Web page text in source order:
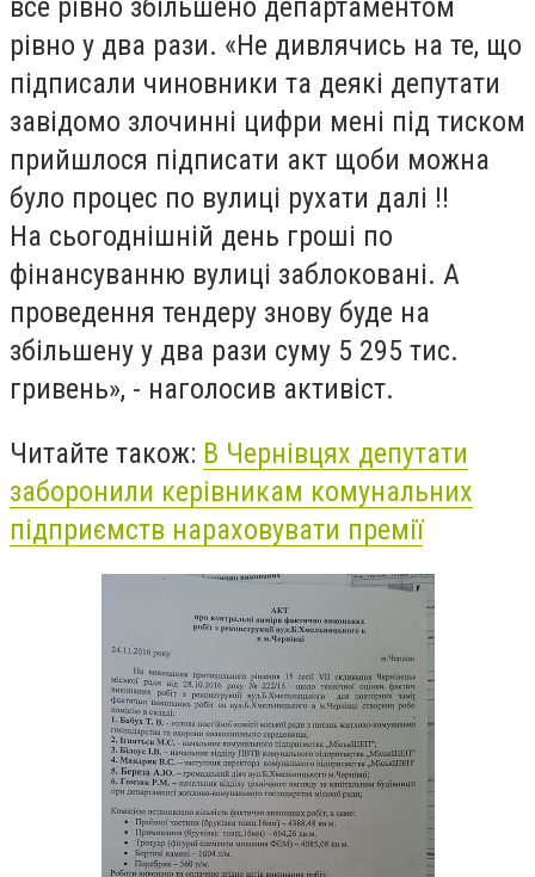
все рівно збільшено департаментом
рівно у два рази. «Не дивлячись на те, що
підписали чиновники та деякі депутати
завідомо злочинні цифри мені під тиском
прийшлося підписати акт щоби можна
було процес по вулиці рухати далі !!
На сьогоднішній день гроші по
фінансуванню вулиці заблоковані. А
проведення тендеру знову буде на
збільшену у два рази суму 5 295 тис.
гривень», - наголосив активіст.
Читайте також: В Чернівцях депутати
заборонили керівникам комунальних
підприємств нараховувати премії